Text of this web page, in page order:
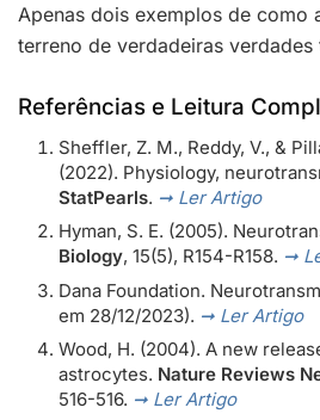
Apenas dois exemplos de como
terreno de verdadeiras verdades
Referências e Leitura
Sheffler, Z. M., Reddy, V., &
(2022). Physiology,
StatPearls. ➞ Ler Artigo
Hyman, S. E. (2005).
Biology, 15(5), R154-R158. ➞
Dana Foundation.
em 28/12/2023). ➞ Ler Artigo
Wood, H. (2004). A new
astrocytes. Nature Reviews
516-516. ➞ Ler Artigo